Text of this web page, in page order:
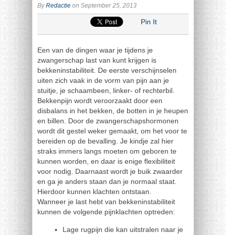
ByRedactie on September 25, 2013
Pin It
Een van de dingen waar je tijdens je
zwangerschap last van kunt krijgen is
bekkeninstabiliteit. De eerste verschijnselen
uiten zich vaak in de vorm van pijn aan je
stuitje, je schaambeen, linker- of rechterbil.
Bekkenpijn wordt veroorzaakt door een
disbalans in het bekken, de botten in je heupen
en billen. Door de zwangerschapshormonen
wordt dit gestel weker gemaakt, om het voor te
bereiden op de bevalling. Je kindje zal hier
straks immers langs moeten om geboren te
kunnen worden, en daar is enige flexibiliteit
voor nodig. Daarnaast wordt je buik zwaarder
en ga je anders staan dan je normaal staat.
Hierdoor kunnen klachten ontstaan.
Wanneer je last hebt van bekkeninstabiliteit
kunnen de volgende pijnklachten optreden:
Lage rugpijn die kan uitstralen naar je